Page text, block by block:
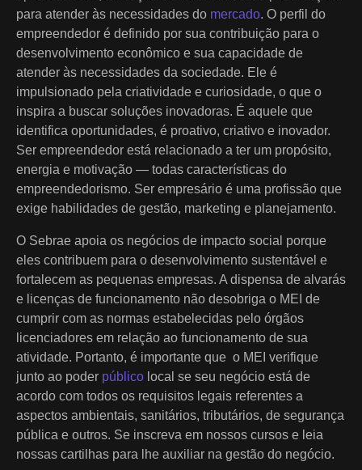
para atender às necessidades do mercado. O perfil do
empreendedor é definido por sua contribuição para o
desenvolvimento econômico e sua capacidade de
atender às necessidades da sociedade. Ele é
impulsionado pela criatividade e curiosidade, o que o
inspira a buscar soluções inovadoras. É aquele que
identifica oportunidades, é proativo, criativo e inovador.
Ser empreendedor está relacionado a ter um propósito,
energia e motivação — todas características do
empreendedorismo. Ser empresário é uma profissão que
exige habilidades de gestão, marketing e planejamento.
O Sebrae apoia os negócios de impacto social porque
eles contribuem para o desenvolvimento sustentável e
fortalecem as pequenas empresas. A dispensa de alvarás
e licenças de funcionamento não desobriga o MEI de
cumprir com as normas estabelecidas pelo órgãos
licenciadores em relação ao funcionamento de sua
atividade. Portanto, é importante que o MEI verifique
junto ao poder público local se seu negócio está de
acordo com todos os requisitos legais referentes a
aspectos ambientais, sanitários, tributários, de segurança
pública e outros. Se inscreva em nossos cursos e leia
nossas cartilhas para lhe auxiliar na gestão do negócio.